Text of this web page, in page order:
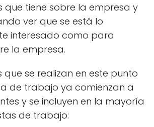
que tiene sobre la empresa y
ver que se está lo
interesado como para
la empresa.
que se realizan en este punto
de trabajo ya comienzan a
y se incluyen en la mayoría
de trabajo: